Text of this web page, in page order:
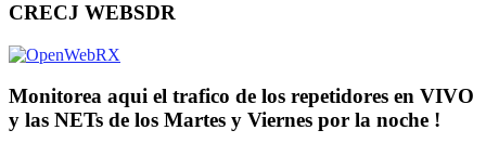
CRECJ WEBSDR
Monitorea aqui el trafico de los repetidores en VIVO
y las NETs de los Martes y Viernes por la noche !